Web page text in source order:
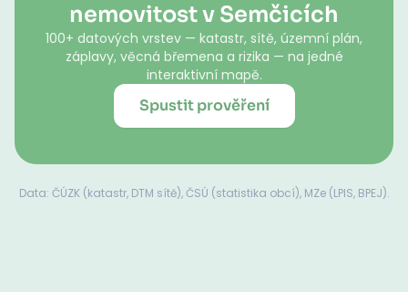
nemovitost v Semčicích
100+ datových vrstev — katastr, sítě, územní plán,
záplavy, věcná břemena a rizika — na jedné
interaktivní mapě.
Spustit prověření
Data: ČÚZK (katastr, DTM sítě), ČSÚ (statistika obcí), MZe (LPIS, BPEJ).